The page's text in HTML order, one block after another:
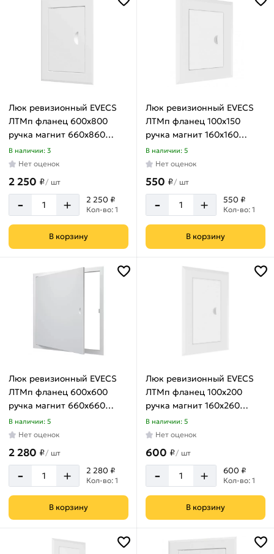
Люк ревизионный EVECS
ЛТМп фланец 600x800
ручка магнит 660x860
окрашенная сталь
ЛТ6080Мп
В наличии: 3
Нет оценок
2 250 ₽/ шт
- + 2 250 ₽
Кол-во: 1
В корзину
Люк ревизионный EVECS
ЛТМп фланец 100x150
ручка магнит 160x160
окрашенная сталь
ЛТ1015Мп
В наличии: 5
Нет оценок
550 ₽/ шт
- + 550 ₽
Кол-во: 1
В корзину
Люк ревизионный EVECS
ЛТМп фланец 600x600
ручка магнит 660x660
окрашенная сталь
ЛТ6060Мп
В наличии: 5
Нет оценок
2 280 ₽/ шт
- + 2 280 ₽
Кол-во: 1
В корзину
Люк ревизионный EVECS
ЛТМп фланец 100x200
ручка магнит 160x260
окрашенная сталь
ЛТ1020Мп
В наличии: 5
Нет оценок
600 ₽/ шт
- + 600 ₽
Кол-во: 1
В корзину